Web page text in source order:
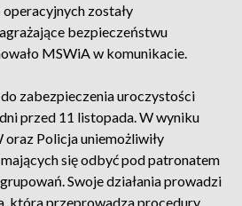
zostały
bezpieczeństwu
MSWiA w komunikacie.
zabezpieczenia uroczystości
przed 11 listopada. W wyniku
Policja uniemożliwiły
się odbyć pod patronatem
Swoje działania prowadzi
która przeprowadza procedury